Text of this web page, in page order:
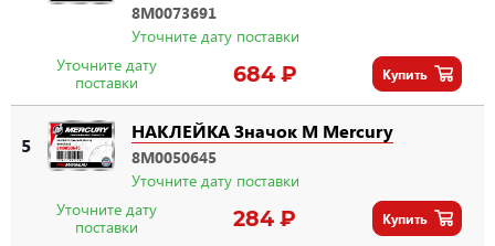
8M0073691
Уточните дату поставки
Уточните дату
поставки
684 ₽ Купить
5
НАКЛЕЙКА Значок M Mercury
8M0050645
Уточните дату поставки
Уточните дату
поставки
284 ₽ Купить